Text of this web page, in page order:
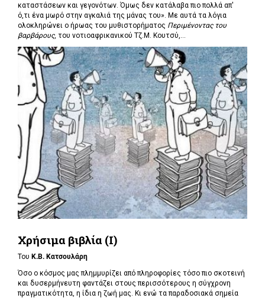
καταστάσεων και γεγονότων. Όμως δεν κατάλαβα πιο πολλά απ'
ό,τι ένα μωρό στην αγκαλιά της μάνας του». Με αυτά τα λόγια
ολοκληρώνει ο ήρωας του μυθιστορήματος Περιμένοντας του
βαρβάρους, του νοτιοαφρικανικού Τζ.Μ. Κουτσύ,...
Χρήσιμα βιβλία (Ι)
Του Κ.Β. Κατσουλάρη
Όσο ο κόσμος μας πλημμυρίζει από πληροφορίες τόσο πιο σκοτεινή
και δυσερμήνευτη φαντάζει στους περισσότερους η σύγχρονη
πραγματικότητα, η ίδια η ζωή μας. Κι ενώ τα παραδοσιακά σημεία